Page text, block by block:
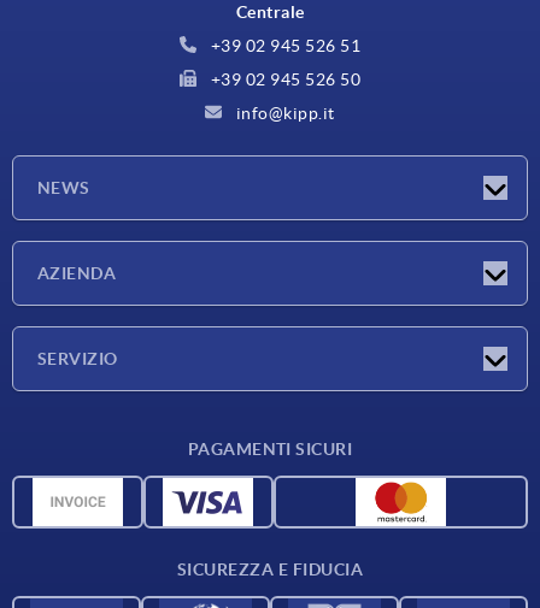
Centrale
+39 02 945 526 51
+39 02 945 526 50
info@kipp.it
NEWS
AZIENDA
SERVIZIO
Dati CAD
PAGAMENTI SICURI
SICUREZZA E FIDUCIA